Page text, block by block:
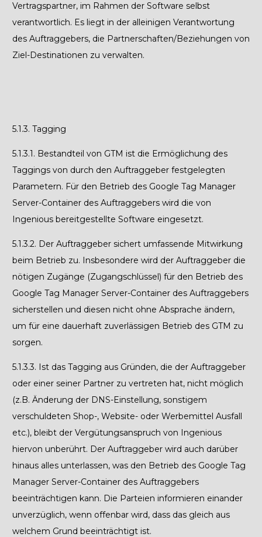
Vertragspartner, im Rahmen der Software selbst
verantwortlich. Es liegt in der alleinigen Verantwortung
des Auftraggebers, die Partnerschaften/Beziehungen von
Ziel-Destinationen zu verwalten.
5.1.3. Tagging
5.1.3.1. Bestandteil von GTM ist die Ermöglichung des
Taggings von durch den Auftraggeber festgelegten
Parametern. Für den Betrieb des Google Tag Manager
Server-Container des Auftraggebers wird die von
Ingenious bereitgestellte Software eingesetzt.
5.1.3.2. Der Auftraggeber sichert umfassende Mitwirkung
beim Betrieb zu. Insbesondere wird der Auftraggeber die
nötigen Zugänge (Zugangschlüssel) für den Betrieb des
Google Tag Manager Server-Container des Auftraggebers
sicherstellen und diesen nicht ohne Absprache ändern,
um für eine dauerhaft zuverlässigen Betrieb des GTM zu
sorgen.
5.1.3.3. Ist das Tagging aus Gründen, die der Auftraggeber
oder einer seiner Partner zu vertreten hat, nicht möglich
(z.B. Änderung der DNS-Einstellung, sonstigem
verschuldeten Shop-, Website- oder Werbemittel Ausfall
etc.), bleibt der Vergütungsanspruch von Ingenious
hiervon unberührt. Der Auftraggeber wird auch darüber
hinaus alles unterlassen, was den Betrieb des Google Tag
Manager Server-Container des Auftraggebers
beeinträchtigen kann. Die Parteien informieren einander
unverzüglich, wenn offenbar wird, dass das gleich aus
welchem Grund beeinträchtigt ist.